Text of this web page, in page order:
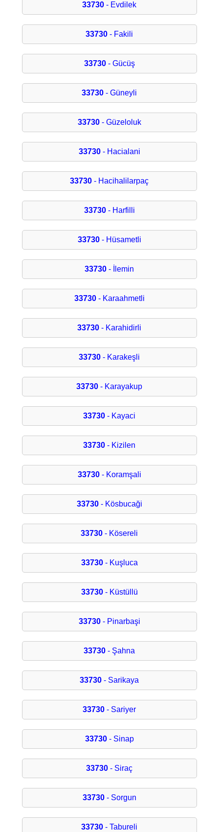
33730 - Evdilek
33730 - Fakili
33730- Gücüş
33730 - Güneyli
33730- Güzeloluk
33730- Hacialani
33730 - Hacihalilarpaç
33730- Harfilli
33730- Hüsametli
33730 - İlemin
33730- Karaahmetli
33730 - Karahidirli
33730 - Karakeşli
33730 - Karayakup
33730 - Kayaci
33730 - Kizilen
33730- Koramşali
33730- Kösbucaği
33730 - Kösereli
33730- Kuşluca
33730- Küstüllü
33730- Pinarbaşi
33730 - Şahna
33730 - Sarikaya
33730 - Sariyer
33730- Sinap
33730 - Siraç
33730- Sorgun
33730 - Tabureli